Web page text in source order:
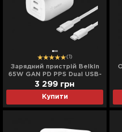
(1)
Зарядний пристрій Belkin
65W GAN PD PPS Dual USB-
С - USB-С 2m (White)
Купити
3 299 грн